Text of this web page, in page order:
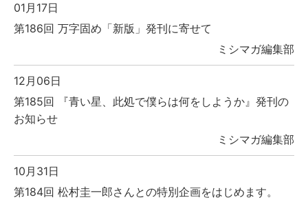
01月17日
第186回 万字固め「新版」発刊に寄せて
ミシマガ編集部
12月06日
第185回 『青い星、此処で僕らは何をしようか』発刊の
お知らせ
ミシマガ編集部
10月31日
第184回 松村圭一郎さんとの特別企画をはじめます。